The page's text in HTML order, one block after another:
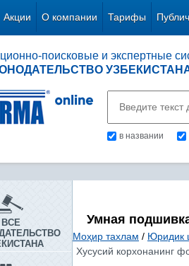
Акции О компании Тарифы
поисковые и экспертные
в названии
ВСЕ
Умная
Моҳир тахлам / Юридик
Хусусий корхонанинг